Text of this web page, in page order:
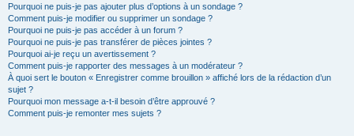
Pourquoi ne puis-je pas ajouter plus d’options à un sondage ?
Comment puis-je modifier ou supprimer un sondage ?
Pourquoi ne puis-je pas accéder à un forum ?
Pourquoi ne puis-je pas transférer de pièces jointes ?
Pourquoi ai-je reçu un avertissement ?
Comment puis-je rapporter des messages à un modérateur ?
À quoi sert le bouton « Enregistrer comme brouillon » affiché lors de la rédaction d’un
sujet ?
Pourquoi mon message a-t-il besoin d’être approuvé ?
Comment puis-je remonter mes sujets ?